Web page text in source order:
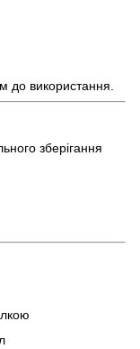
до використання.
зберігання